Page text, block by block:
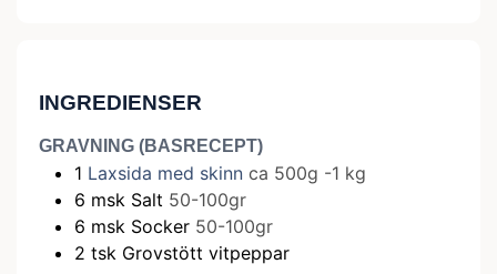
INGREDIENSER
GRAVNING (BASRECEPT)
1 Laxsida med skinn ca 500g -1 kg
6 msk Salt 50-100gr
6 msk Socker 50-100gr
2 tsk Grovstött vitpeppar